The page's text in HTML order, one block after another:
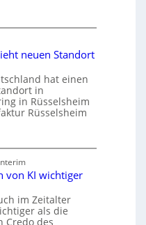
neuen Standort
hat einen
in
in Rüsselsheim
Rüsselsheim
von KI wichtiger
im Zeitalter
als die
Credo des